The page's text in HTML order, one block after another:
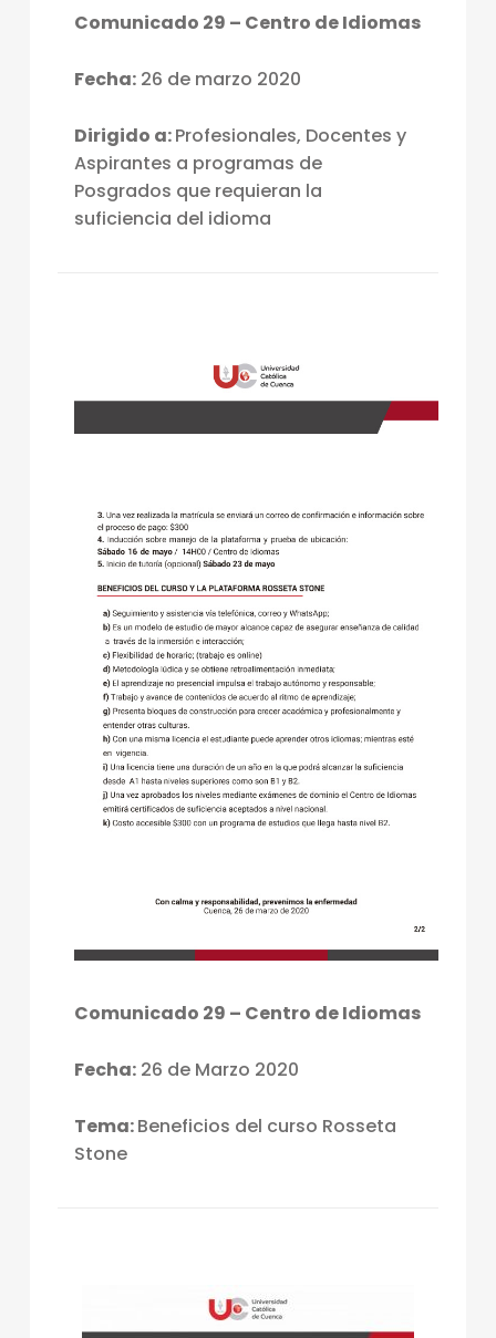
Comunicado 29 – Centro de Idiomas
Fecha:26 de marzo 2020
Dirigido a:Profesionales, Docentes y
Aspirantes a programas de
Posgrados que requieran la
suficiencia del idioma
Comunicado 29 – Centro de Idiomas
Fecha:26 de Marzo 2020
Tema:Beneficios del curso Rosseta
Stone